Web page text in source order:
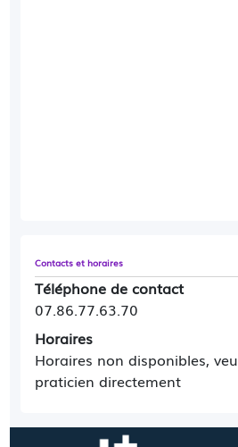
Contacts et horaires
Téléphone de contact
07.86.77.63.70
Horaires
Horaires non disponibles,
praticien directement